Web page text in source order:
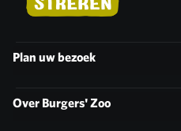
Plan uw bezoek
Over Burgers' Zoo